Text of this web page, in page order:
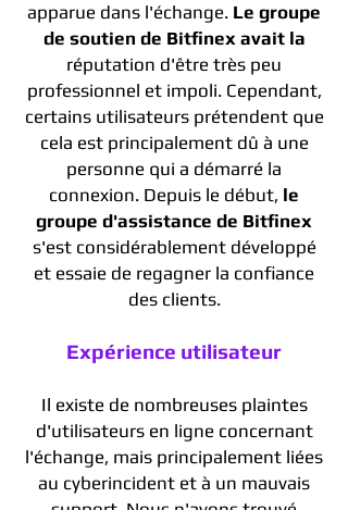
apparue dans l'échange. Le groupe
de soutien de Bitfinex avait la
réputation d'être très peu
professionnel et impoli. Cependant,
certains utilisateurs prétendent que
cela est principalement dû à une
personne qui a démarré la
connexion. Depuis le début, le
groupe d'assistance de Bitfinex
s'est considérablement développé
et essaie de regagner la confiance
des clients.
Expérience utilisateur
Il existe de nombreuses plaintes
d'utilisateurs en ligne concernant
l'échange, mais principalement liées
au cyberincident et à un mauvais